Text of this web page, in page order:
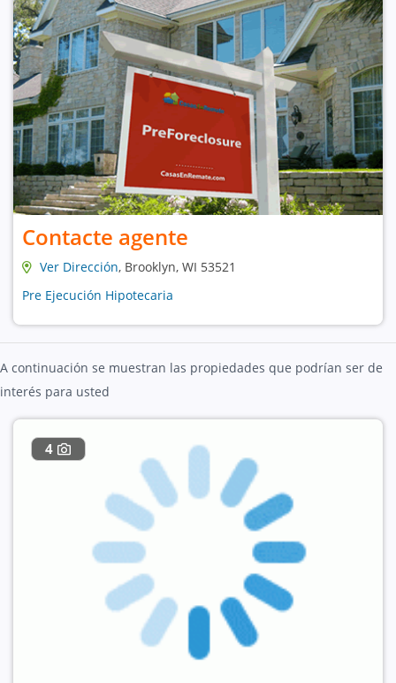
Contacte agente
Ver Dirección, Brooklyn, WI 53521
Pre Ejecución Hipotecaria
A continuación se muestran las propiedades que podrían ser de
interés para usted
4